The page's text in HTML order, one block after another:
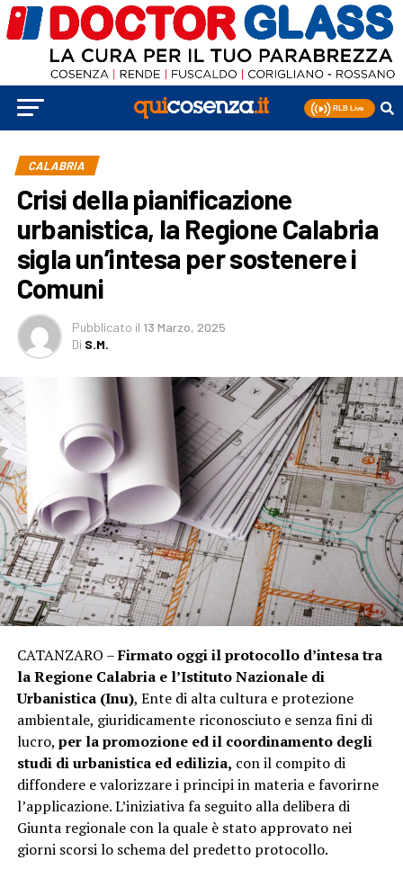
CALABRIA
Crisi della pianificazione
urbanistica, la Regione Calabria
sigla un’intesa per sostenere i
Comuni
Pubblicato il 13 Marzo, 2025
Di S.M.
CATANZARO –Firmato oggi il protocollo d’intesa tra
la Regione Calabria e l’Istituto Nazionale di
Urbanistica (Inu), Ente di alta cultura e protezione
ambientale, giuridicamente riconosciuto e senza fini di
lucro, per la promozione ed il coordinamento degli
studi di urbanistica ed edilizia, con il compito di
diffondere e valorizzare i principi in materia e favorirne
l’applicazione. L’iniziativa fa seguito alla delibera di
Giunta regionale con la quale è stato approvato nei
giorni scorsi lo schema del predetto protocollo.